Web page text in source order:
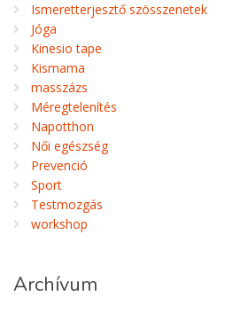
Ismeretterjesztő szösszenetek
Jóga
Kinesio tape
Kismama
masszázs
Méregtelenítés
Napotthon
Női egészség
Prevenció
Sport
Testmozgás
workshop
Archívum